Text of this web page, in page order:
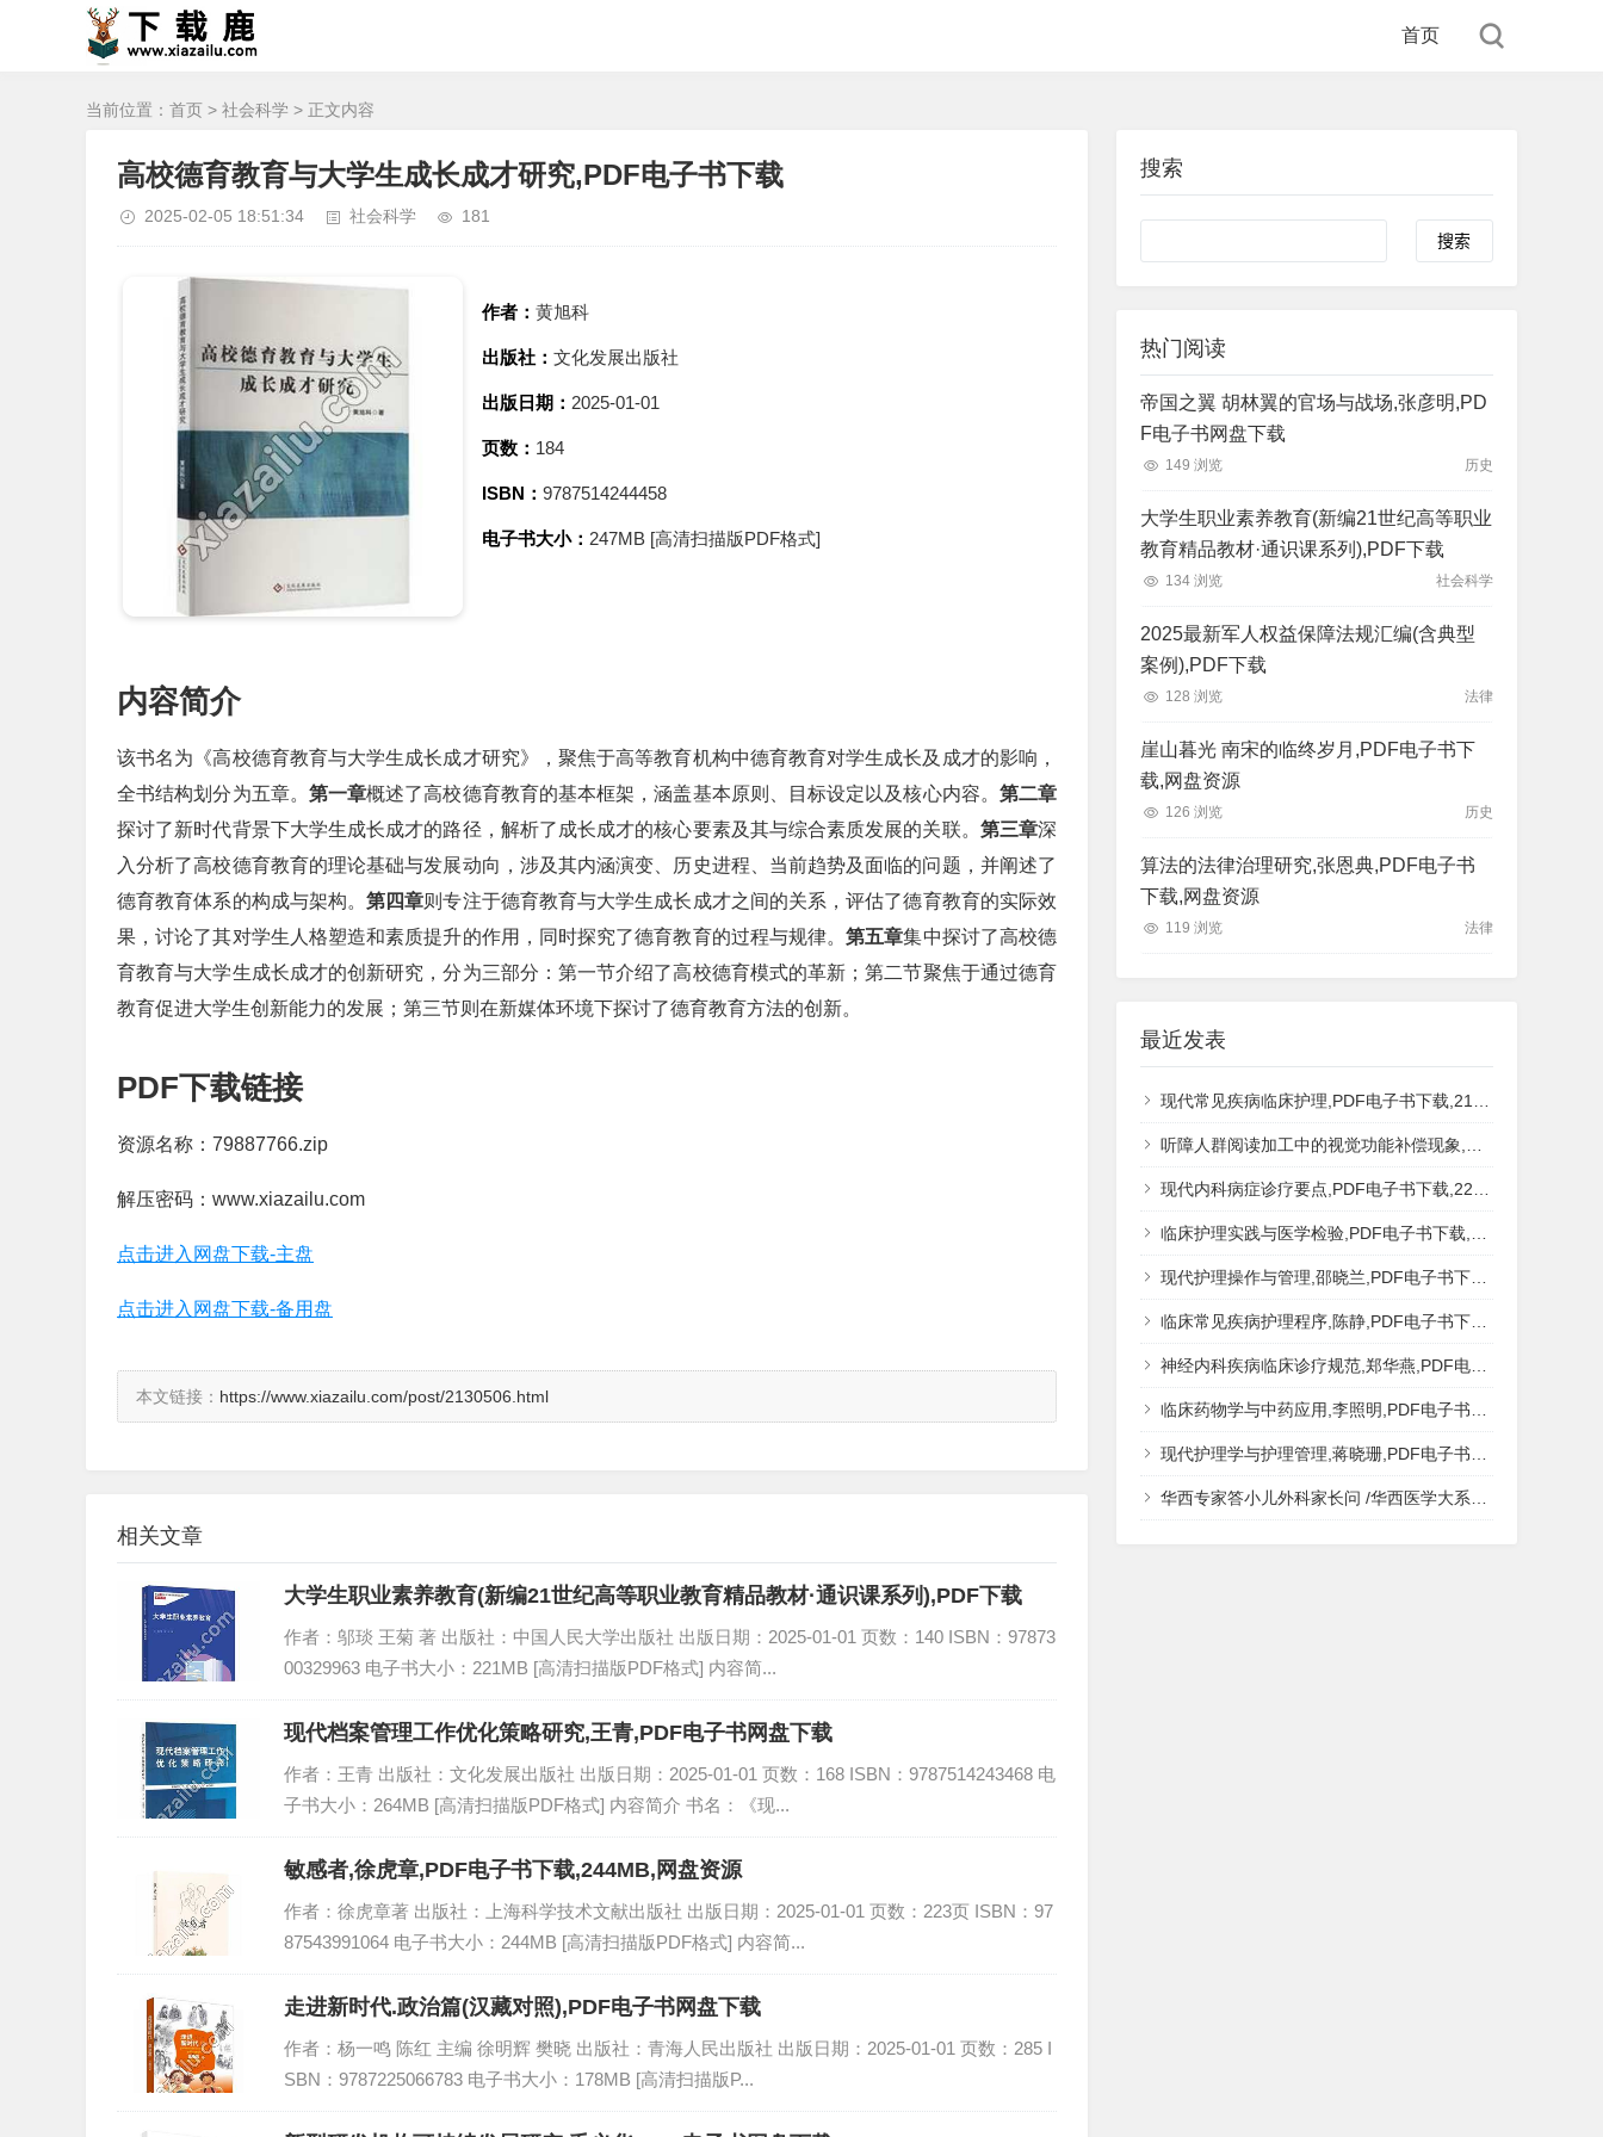
首页
当前位置： 首页 > 社会科学 > 正文内容
高校德育教育与大学生成长成才研究,PDF电子书下载
2025-02-05 18:51:34 社会科学 181
作者： 黄旭科
出版社： 文化发展出版社
出版日期： 2025-01-01
页数： 184
ISBN： 9787514244458
电子书大小： 247MB [高清扫描版PDF格式]
内容简介
该书名为《高校德育教育与大学生成长成才研究》，聚焦于高等教育机构中德育教育对学生成长及成才的影响，
全书结构划分为五章。 第一章概述了高校德育教育的基本框架，涵盖基本原则、目标设定以及核心内容。 第二章
探讨了新时代背景下大学生成长成才的路径，解析了成长成才的核心要素及其与综合素质发展的关联。 第三章深
入分析了高校德育教育的理论基础与发展动向，涉及其内涵演变、历史进程、当前趋势及面临的问题，并阐述了
德育教育体系的构成与架构。第四章则专注于德育教育与大学生成长成才之间的关系，评估了德育教育的实际效
果，讨论了其对学生人格塑造和素质提升的作用，同时探究了德育教育的过程与规律。第五章集中探讨了高校德
育教育与大学生成长成才的创新研究，分为三部分：第一节介绍了高校德育模式的革新；第二节聚焦于通过德育
教育促进大学生创新能力的发展；第三节则在新媒体环境下探讨了德育教育方法的创新。
PDF下载链接
资源名称：79887766.zip
解压密码：www.xiazailu.com
点击进入网盘下载-主盘
点击进入网盘下载-备用盘
本文链接： https://www.xiazailu.com/post/2130506.html
相关文章
大学生职业素养教育(新编21世纪高等职业教育精品教材·通识课系列),PDF下载
作者：邬琰 王菊 著 出版社：中国人民大学出版社 出版日期：2025-01-01 页数：140 ISBN：97873
00329963 电子书大小：221MB [高清扫描版PDF格式] 内容简...
现代档案管理工作优化策略研究,王青,PDF电子书网盘下载
作者：王青 出版社：文化发展出版社 出版日期：2025-01-01 页数：168 ISBN：9787514243468 电
子书大小：264MB [高清扫描版PDF格式] 内容简介 书名：《现...
敏感者,徐虎章,PDF电子书下载,244MB,网盘资源
作者：徐虎章著 出版社：上海科学技术文献出版社 出版日期：2025-01-01 页数：223页 ISBN：97
87543991064 电子书大小：244MB [高清扫描版PDF格式] 内容简...
走进新时代.政治篇(汉藏对照),PDF电子书网盘下载
作者：杨一鸣 陈红 主编 徐明辉 樊晓 出版社：青海人民出版社 出版日期：2025-01-01 页数：285 I
SBN：9787225066783 电子书大小：178MB [高清扫描版P...
搜索
Search
热门阅读
帝国之翼 胡林翼的官场与战场,张彦明,PD
F电子书网盘下载
149 浏览 历史
大学生职业素养教育(新编21世纪高等职业
教育精品教材·通识课系列),PDF下载
134 浏览 社会科学
2025最新军人权益保障法规汇编(含典型
案例),PDF下载
128 浏览 法律
崖山暮光 南宋的临终岁月,PDF电子书下
载,网盘资源
126 浏览 历史
算法的法律治理研究,张恩典,PDF电子书
下载,网盘资源
119 浏览 法律
最近发表
现代常见疾病临床护理,PDF电子书下载,217MB,网盘资源
听障人群阅读加工中的视觉功能补偿现象,秦钊,PDF电子书下载,网盘资源
现代内科病症诊疗要点,PDF电子书下载,223MB,网盘资源
临床护理实践与医学检验,PDF电子书下载,193MB,网盘资源
现代护理操作与管理,邵晓兰,PDF电子书下载,242MB,网盘资源
临床常见疾病护理程序,陈静,PDF电子书下载,185MB,网盘资源
神经内科疾病临床诊疗规范,郑华燕,PDF电子书下载,188MB,网盘资源
临床药物学与中药应用,李照明,PDF电子书下载,202MB,网盘资源
现代护理学与护理管理,蒋晓珊,PDF电子书下载,223MB,网盘资源
华西专家答小儿外科家长问 /华西医学大系?医学科普,PDF电子书网盘下载